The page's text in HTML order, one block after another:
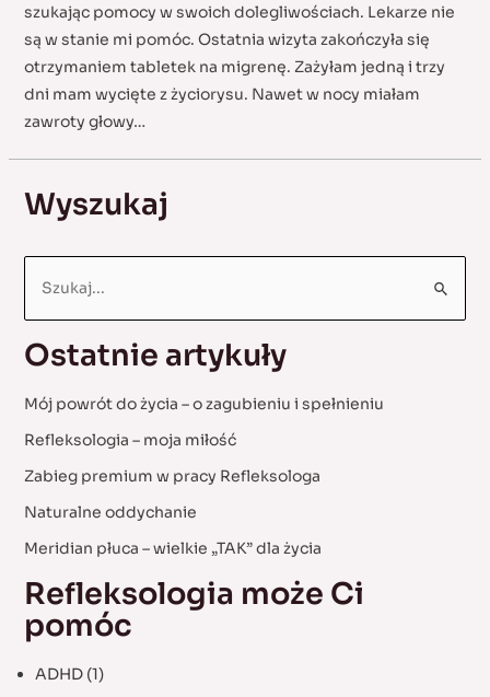
szukając pomocy w swoich dolegliwościach. Lekarze nie
są w stanie mi pomóc. Ostatnia wizyta zakończyła się
otrzymaniem tabletek na migrenę. Zażyłam jedną i trzy
dni mam wycięte z życiorysu. Nawet w nocy miałam
zawroty głowy…
Wyszukaj
r
c
o
r
:
Ostatnie artykuły
Mój powrót do życia – o zagubieniu i spełnieniu
Refleksologia – moja miłość
Zabieg premium w pracy Refleksologa
Naturalne oddychanie
Meridian płuca – wielkie „TAK” dla życia
Refleksologia może Ci
pomóc
ADHD(1)